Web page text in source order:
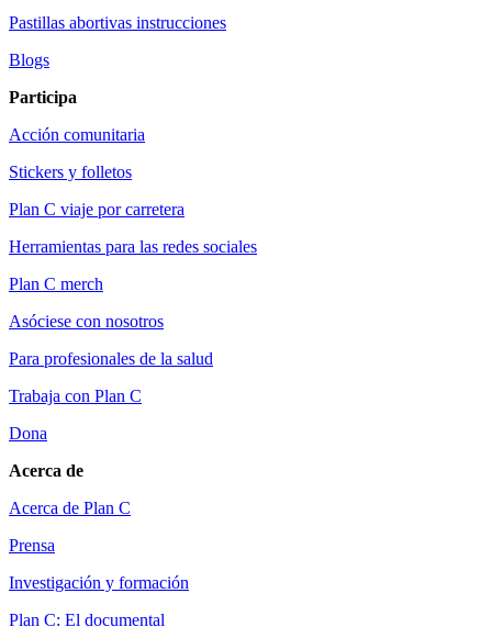
Pastillas abortivas instrucciones
Blogs
Participa
Acción comunitaria
Stickers y folletos
Plan C viaje por carretera
Herramientas para las redes sociales
Plan C merch
Asóciese con nosotros
Para profesionales de la salud
Trabaja con Plan C
Dona
Acerca de
Acerca de Plan C
Prensa
Investigación y formación
Plan C: El documental